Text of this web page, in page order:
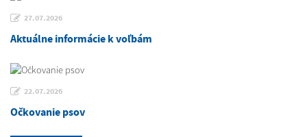
27.07.2026
Aktuálne informácie k voľbám
22.07.2026
Očkovanie psov